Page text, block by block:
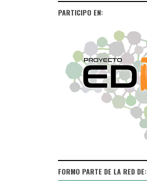
PARTICIPO EN:
FORMO PARTE DE LA RED DE: